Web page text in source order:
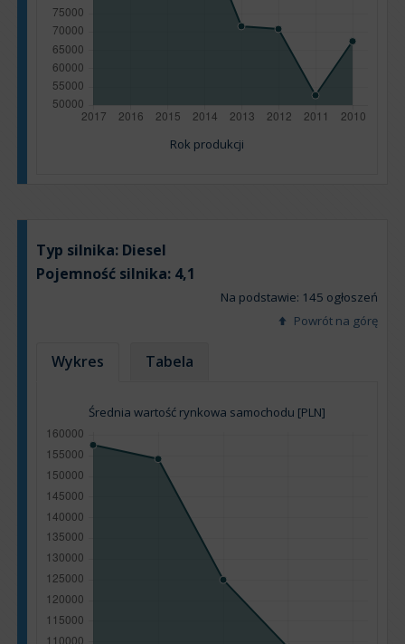
Rok produkcji
Typ silnika: Diesel
Pojemność silnika: 4,1
Na podstawie: 145 ogłoszeń
Powrót na górę
Wykres Tabela
Średnia wartość rynkowa samochodu [PLN]